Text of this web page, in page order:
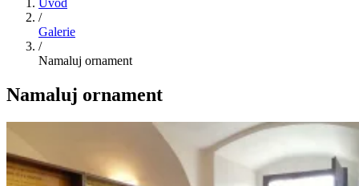
/
Galerie
/
Namaluj ornament
Namaluj ornament